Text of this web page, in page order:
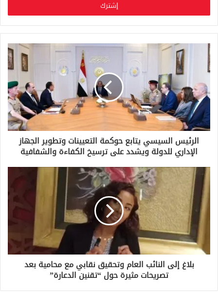
ب
ر
ي
د
ك
ا
ل
ت
ر
الرئيس السيسي يتابع حوكمة التعيينات وتطوير الجهاز
الإداري للدولة ويشدد على ترسيخ الكفاءة والشفافية
بلاغ إلى النائب العام وتحقيق نقابي مع محامية بعد
تصريحات مثيرة حول “تقنين الدعارة”